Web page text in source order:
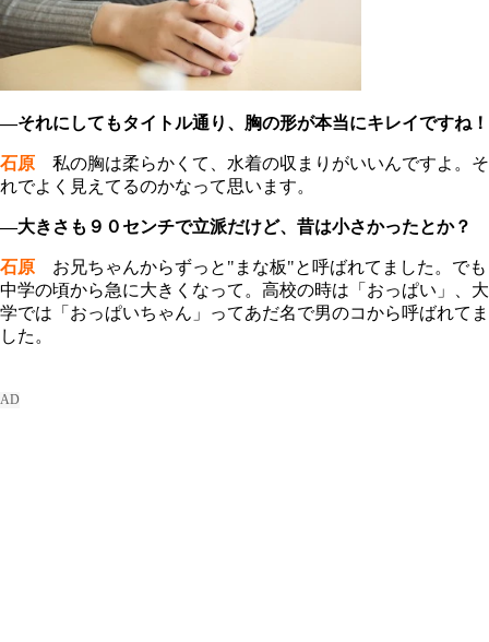
―それにしてもタイトル通り、胸の形が本当にキレイですね！
石原 私の胸は柔らかくて、水着の収まりがいいんですよ。そ
れでよく見えてるのかなって思います。
―大きさも９０センチで立派だけど、昔は小さかったとか？
石原 お兄ちゃんからずっと"まな板"と呼ばれてました。でも
中学の頃から急に大きくなって。高校の時は「おっぱい」、大
学では「おっぱいちゃん」ってあだ名で男のコから呼ばれてま
した。